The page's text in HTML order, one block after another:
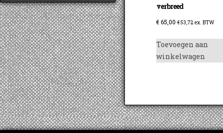
verbreed
€65,00 €53,72 ex. BTW
Toevoegen aan
winkelwagen